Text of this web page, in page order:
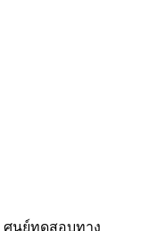
ศูนย์ทดสอบทาง